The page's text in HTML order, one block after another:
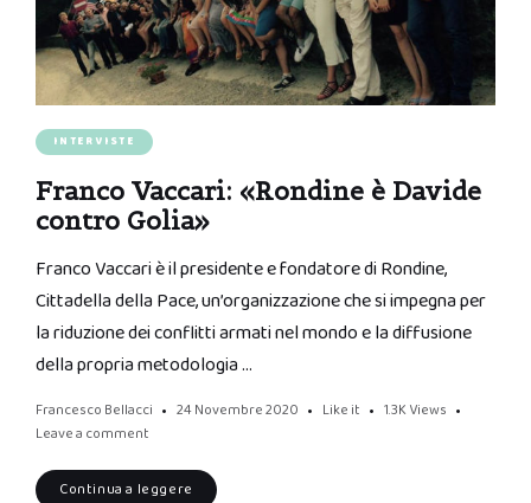
INTERVISTE
Franco Vaccari: «Rondine è Davide
contro Golia»
Franco Vaccari è il presidente e fondatore di Rondine,
Cittadella della Pace, un’organizzazione che si impegna per
la riduzione dei conflitti armati nel mondo e la diffusione
della propria metodologia …
Francesco Bellacci 24 Novembre 2020 Like it 1.3K Views
Leave a comment
Continua a leggere